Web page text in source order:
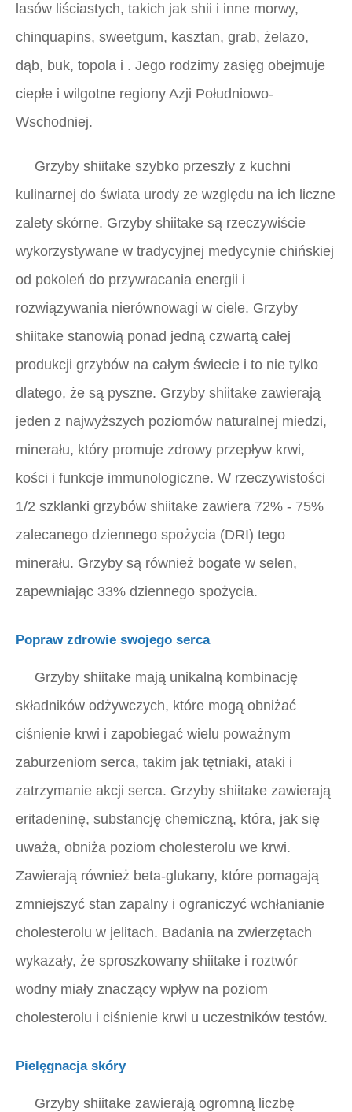
lasów liściastych, takich jak shii i inne morwy,
chinquapins, sweetgum, kasztan, grab, żelazo,
dąb, buk, topola i . Jego rodzimy zasięg obejmuje
ciepłe i wilgotne regiony Azji Południowo-
Wschodniej.
Grzyby shiitake szybko przeszły z kuchni
kulinarnej do świata urody ze względu na ich liczne
zalety skórne. Grzyby shiitake są rzeczywiście
wykorzystywane w tradycyjnej medycynie chińskiej
od pokoleń do przywracania energii i
rozwiązywania nierównowagi w ciele. Grzyby
shiitake stanowią ponad jedną czwartą całej
produkcji grzybów na całym świecie i to nie tylko
dlatego, że są pyszne. Grzyby shiitake zawierają
jeden z najwyższych poziomów naturalnej miedzi,
minerału, który promuje zdrowy przepływ krwi,
kości i funkcje immunologiczne. W rzeczywistości
1/2 szklanki grzybów shiitake zawiera 72% - 75%
zalecanego dziennego spożycia (DRI) tego
minerału. Grzyby są również bogate w selen,
zapewniając 33% dziennego spożycia.
Popraw zdrowie swojego serca
Grzyby shiitake mają unikalną kombinację
składników odżywczych, które mogą obniżać
ciśnienie krwi i zapobiegać wielu poważnym
zaburzeniom serca, takim jak tętniaki, ataki i
zatrzymanie akcji serca. Grzyby shiitake zawierają
eritadeninę, substancję chemiczną, która, jak się
uważa, obniża poziom cholesterolu we krwi.
Zawierają również beta-glukany, które pomagają
zmniejszyć stan zapalny i ograniczyć wchłanianie
cholesterolu w jelitach. Badania na zwierzętach
wykazały, że sproszkowany shiitake i roztwór
wodny miały znaczący wpływ na poziom
cholesterolu i ciśnienie krwi u uczestników testów.
Pielęgnacja skóry
Grzyby shiitake zawierają ogromną liczbę